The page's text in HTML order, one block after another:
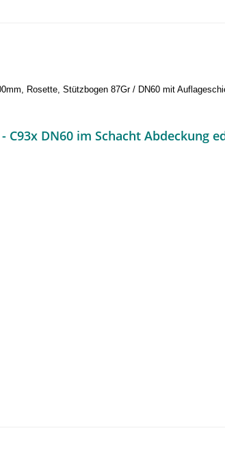
Rosette, Stützbogen 87Gr / DN60 mit
DN60 im Schacht Abdeckung